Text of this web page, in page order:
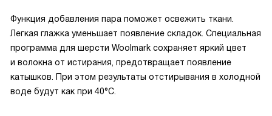
Функция добавления пара поможет освежить ткани.
Легкая глажка уменьшает появление складок. Специальная
программа для шерсти Woolmark сохраняет яркий цвет
и волокна от истирания, предотвращает появление
катышков. При этом результаты отстирывания в холодной
воде будут как при 40°С.